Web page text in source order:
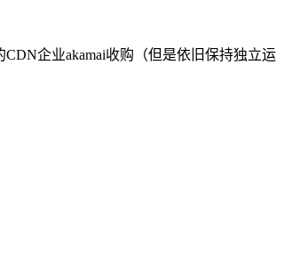
企业akamai收购（但是依旧保持独立运